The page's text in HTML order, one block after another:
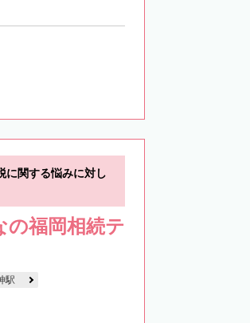
に関する悩みに対し
の福岡相続テ
駅